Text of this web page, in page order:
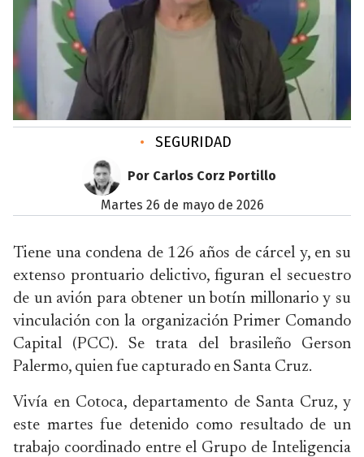
• SEGURIDAD
Por Carlos Corz Portillo
martes 26 de mayo de 2026
Tiene una condena de 126 años de cárcel y, en su
extenso prontuario delictivo, figuran el secuestro
de un avión para obtener un botín millonario y su
vinculación con la organización Primer Comando
Capital (PCC). Se trata del brasileño Gerson
Palermo, quien fue capturado en Santa Cruz.
Vivía en Cotoca, departamento de Santa Cruz, y
este martes fue detenido como resultado de un
trabajo coordinado entre el Grupo de Inteligencia